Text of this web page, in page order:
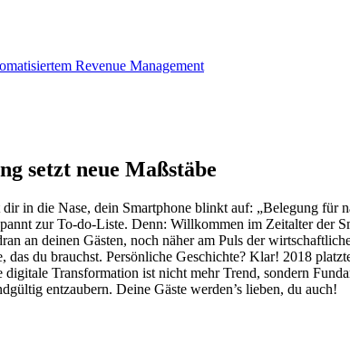
Revenue Management
setzt neue Maßstäbe
in die Nase, dein Smartphone blinkt auf: „Belegung für
zur To-do-Liste. Denn: Willkommen im Zeitalter der
an deinen Gästen, noch näher am Puls der
du brauchst. Persönliche Geschichte? Klar! 2018
Transformation ist nicht mehr Trend, sondern
entzaubern. Deine Gäste werden’s lieben, du auch!